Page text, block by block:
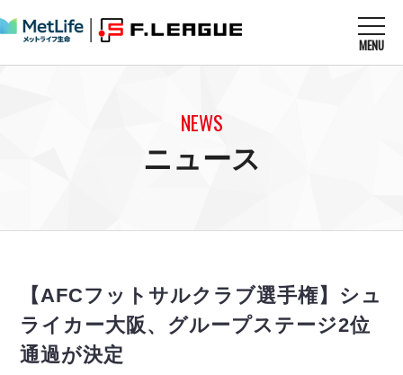
MENU
U-23選抜
メディア情報
フットサル日本代表
その他
戦績表
警告・退場・出場停止選手
個人ランキング｜ゴール
個人ランキング｜シュート
エスポラーダ北海道
バルドラール浦安
フウガドールすみだ
アリーナ情報 ARENA
NEWS
ニュース
【AFCフットサルクラブ選手権】シュ
ライカー大阪、グループステージ2位
通過が決定